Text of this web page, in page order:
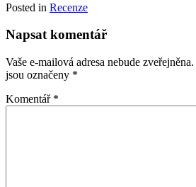
Posted in Recenze
Napsat komentář
Vaše e-mailová adresa nebude zveřejněna.
jsou označeny *
Komentář *